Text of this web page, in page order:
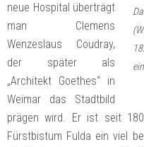
neue Hospital überträgt
man Clemens
Wenzeslaus Coudray,
der später als
„Architekt Goethes“ in
Weimar das Stadtbild
prägen wird. Er ist seit
Fürstbistum Fulda ein viel